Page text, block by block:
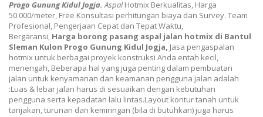
Progo Gunung Kidul Jogja. AspalHotmix Berkualitas, Harga
50.000/meter, Free Konsultasi perhitungan biaya dan Survey. Team
Profesional, Pengerjaan Cepat dan Tepat Waktu,
Bergaransi Harga borong pasang aspal jalan hotmix di Bantul
Sleman Kulon Progo Gunung Kidul Jogja, Jasa pengaspalan
hotmix untuk berbagai proyek konstruksi Anda entah kecil,
menengah, Beberapa hal yang juga penting dalam pembuatan
jalan untuk kenyamanan dan keamanan pengguna jalan adalah
:Luas & lebar jalan harus di sesuaikan dengan kebutuhan
pengguna serta kepadatan lalu lintas.Layout kontur tanah untuk
tanjakan, turunan dan kemiringan (bila di butuhkan) juga harus